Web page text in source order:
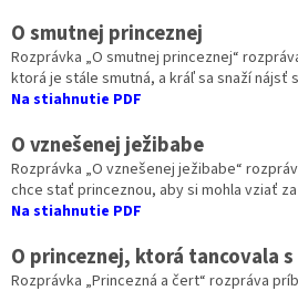
O smutnej princeznej
Rozprávka „O smutnej princeznej“
ktorá je stále smutná, a kráľ sa snaží nájsť
Na stiahnutie PDF
O vznešenej ježibabe
Rozprávka „O vznešenej ježibabe“
chce stať princeznou, aby si mohla vziať
Na stiahnutie PDF
O princeznej, ktorá tancovala
Rozprávka „Princezná a čert“ rozpráva